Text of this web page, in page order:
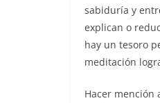
sabiduría y
explican o
hay un tesoro
meditación
Hacer mención